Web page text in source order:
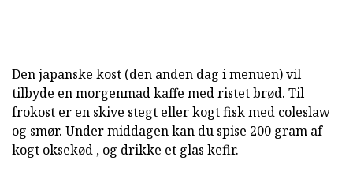
Den japanske kost (den anden dag i menuen) vil
tilbyde en morgenmad kaffe med ristet brød. Til
frokost er en skive stegt eller kogt fisk med coleslaw
og smør. Under middagen kan du spise 200 gram af
kogt oksekød , og drikke et glas kefir.